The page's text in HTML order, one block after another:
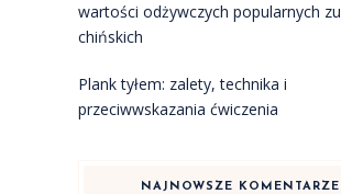
wartości odżywczych popularnych
chińskich
Plank tyłem: zalety, technika i
przeciwwskazania ćwiczenia
NAJNOWSZE KOMENTARZE